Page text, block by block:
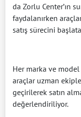
da Zorlu Center’ın
faydalanırken
satış sürecini
Her marka ve
araçlar uzman
geçirilerek satın
değerlendiriliyor.